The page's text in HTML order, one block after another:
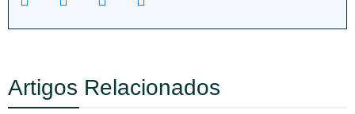
Artigos Relacionados